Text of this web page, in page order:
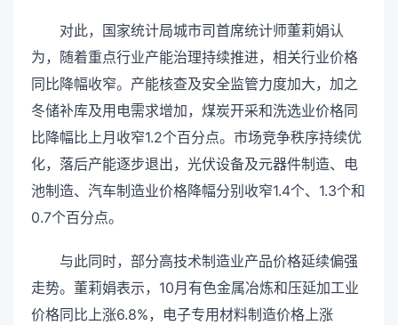
对此，国家统计局城市司首席统计师董莉娟认
为，随着重点行业产能治理持续推进，相关行业价格
同比降幅收窄。产能核查及安全监管力度加大，加之
冬储补库及用电需求增加，煤炭开采和洗选业价格同
比降幅比上月收窄1.2个百分点。市场竞争秩序持续优
化，落后产能逐步退出，光伏设备及元器件制造、电
池制造、汽车制造业价格降幅分别收窄1.4个、1.3个和
0.7个百分点。
与此同时，部分高技术制造业产品价格延续偏强
走势。董莉娟表示，10月有色金属冶炼和压延加工业
价格同比上涨6.8%，电子专用材料制造价格上涨